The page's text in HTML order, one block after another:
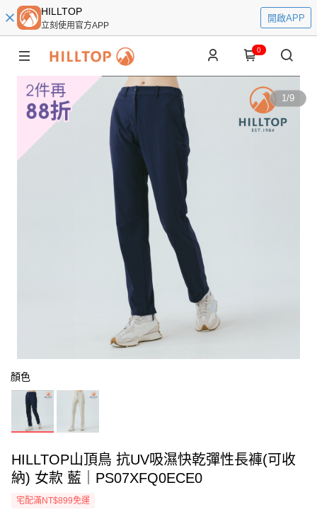
HILLTOP
立刻使用官方APP
開啟APP
0
1/9
顏色
HILLTOP山頂鳥 抗UV吸濕快乾彈性長褲(可收
納) 女款 藍｜PS07XFQ0ECE0
宅配滿NT$899免運